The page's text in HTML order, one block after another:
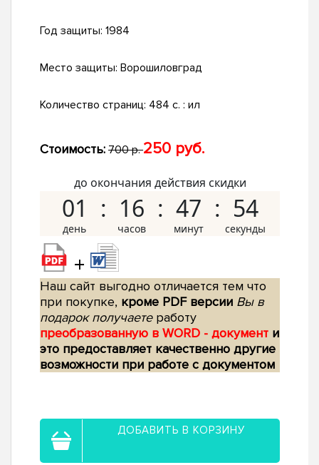
Год защиты: 1984
Место защиты: Ворошиловград
Количество страниц: 484 c. : ил
Стоимость: 700 р.250 руб.
до окончания действия скидки
01 16 47 53
+
Наш сайт выгодно отличается тем что
при покупке, кроме PDF версии Вы в
подарок получаетеработу
преобразованную в WORD - документ и
это предоставляет качественно другие
возможности при работе с документом
ДОБАВИТЬ В КОРЗИНУ